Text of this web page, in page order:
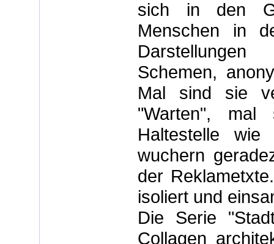
sich in den
Menschen in
Schemen,
Mal sind sie
"Warten",
Haltestelle
wuchern
der
isoliert und
Die Serie
Collagen